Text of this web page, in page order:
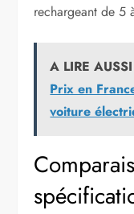
rechargeant de 5
A LIRE
Prix en
voiture